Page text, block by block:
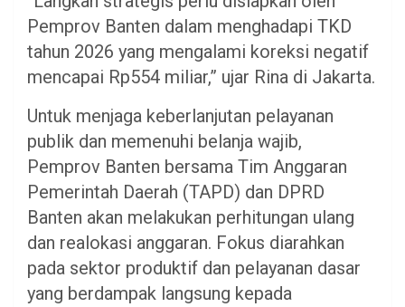
Pemprov Banten dalam menghadapi TKD
tahun 2026 yang mengalami koreksi negatif
mencapai Rp554 miliar,” ujar Rina di Jakarta.
Untuk menjaga keberlanjutan pelayanan
publik dan memenuhi belanja wajib,
Pemprov Banten bersama Tim Anggaran
Pemerintah Daerah (TAPD) dan DPRD
Banten akan melakukan perhitungan ulang
dan realokasi anggaran. Fokus diarahkan
pada sektor produktif dan pelayanan dasar
yang berdampak langsung kepada